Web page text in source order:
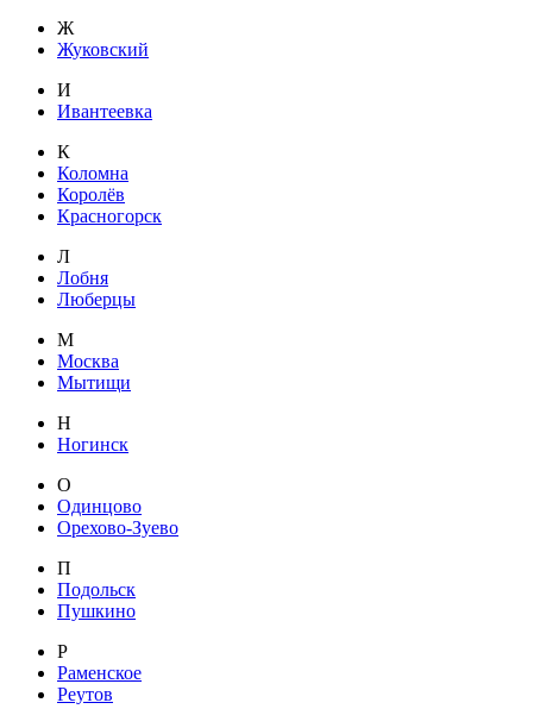
Ж
Жуковский
И
Ивантеевка
К
Коломна
Королёв
Красногорск
Л
Лобня
Люберцы
М
Москва
Мытищи
Н
Ногинск
О
Одинцово
Орехово-Зуево
П
Подольск
Пушкино
Р
Раменское
Реутов